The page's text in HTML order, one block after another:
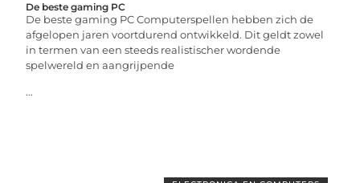
De beste gaming PC
De beste gaming PC Computerspellen hebben zich de
afgelopen jaren voortdurend ontwikkeld. Dit geldt zowel
in termen van een steeds realistischer wordende
spelwereld en aangrijpende
...